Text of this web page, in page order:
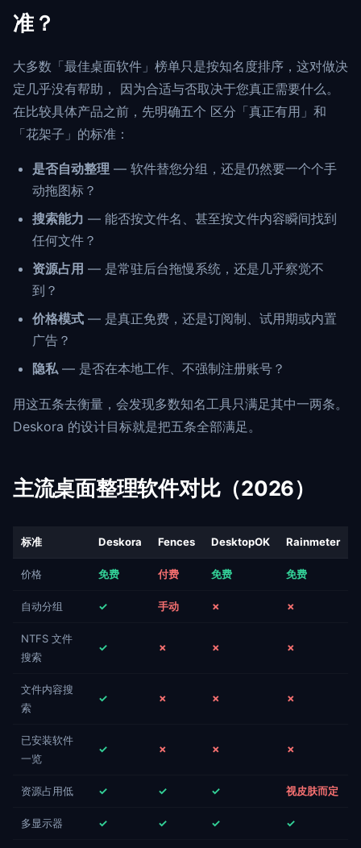
准？
大多数「最佳桌面软件」榜单只是按知名度排序，这对做决
定几乎没有帮助， 因为合适与否取决于您真正需要什么。
在比较具体产品之前，先明确五个 区分「真正有用」和
「花架子」的标准：
是否自动整理 — 软件替您分组，还是仍然要一个个手
动拖图标？
搜索能力 — 能否按文件名、甚至按文件内容瞬间找到
任何文件？
资源占用 — 是常驻后台拖慢系统，还是几乎察觉不
到？
价格模式 — 是真正免费，还是订阅制、试用期或内置
广告？
隐私— 是否在本地工作、不强制注册账号？
用这五条去衡量，会发现多数知名工具只满足其中一两条。
Deskora 的设计目标就是把五条全部满足。
主流桌面整理软件对比（2026）
标准 Deskora Fences DesktopOK Rainmeter
价格 免费 付费 免费 免费
自动分组 ✓ 手动 ✗ ✗
NTFS 文件
搜索
✓ ✗ ✗ ✗
文件内容搜
索
✓ ✗ ✗ ✗
已安装软件
一览
✓ ✗ ✗ ✗
资源占用低 ✓ ✓ ✓ 视皮肤而定
多显示器 ✓ ✓ ✓ ✓